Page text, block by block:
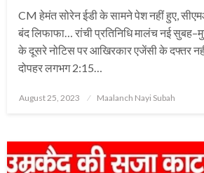
CM हेमंत सोरेन ईडी के सामने पेश नहीं हुए,
बंद लिफाफा… रांची प्रतिनिधि मालंच नई
के दूसरे नोटिस पर आखिरकार एजेंसी के दफ्तर
दोपहर लगभग 2:15…
Posted
August 25, 2023 Maalanch Nayi Subah